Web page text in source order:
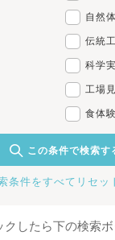
自然
伝統
科学
工場
食体験
この条件で検索す
条件をすべてリセッ
クしたら下の検索